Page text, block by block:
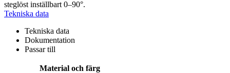
steglöst inställbart 0–90°.
Tekniska data
Tekniska data
Dokumentation
Passar till
Material och färg